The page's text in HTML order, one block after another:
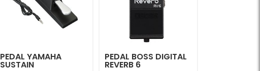
PEDAL YAMAHA
SUSTAIN
PEDAL BOSS DIGITAL
REVERB 6